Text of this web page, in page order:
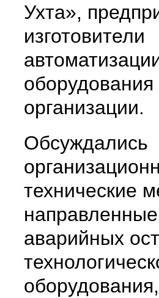
Ухта»,
изготовители
организации.
Обсуждались
технические
аварийных